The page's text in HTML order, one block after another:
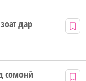
дар
сомонӣ